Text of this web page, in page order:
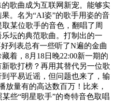
歌曲成为互联网新宠。能够实
。名为“AI姿”的歌手用姿的音
某位歌手的音色，翻唱了周
坛的典范歌曲。打制出的一
列表总有一些听了N遍的金曲
着，8月18日晚22:00新一期的
歌打榜？再用其替代另一位歌
平易近谣，但问题也来了，输
放量有的高达数百万！比来，
些“明星歌手”的奇特音色取唱